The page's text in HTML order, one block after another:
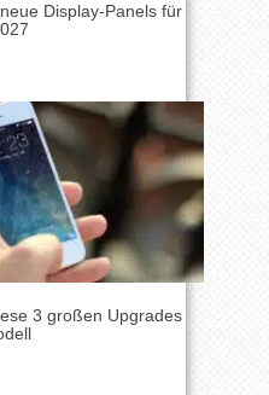
Display-Panels für
3 großen Upgrades